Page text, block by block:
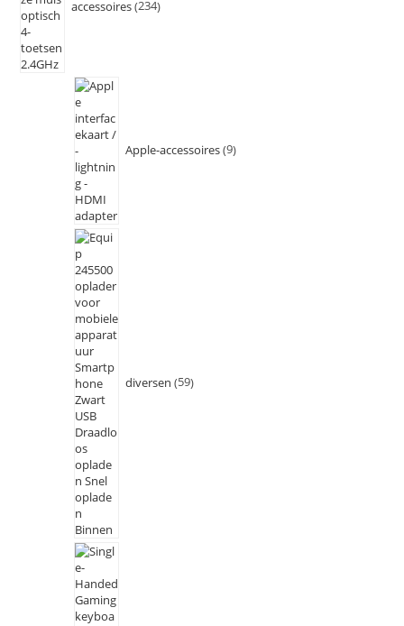
accessoires 234
Apple-accessoires 9
diversen 59